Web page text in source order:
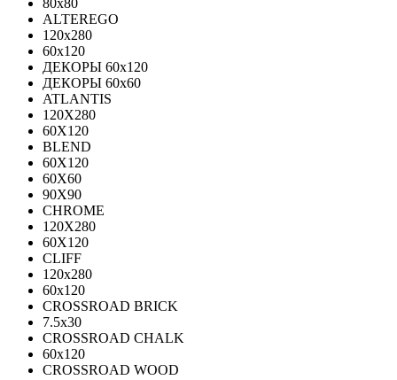
80x80
ALTEREGO
120х280
60х120
ДЕКОРЫ 60х120
ДЕКОРЫ 60х60
ATLANTIS
120X280
60X120
BLEND
60Х120
60Х60
90Х90
CHROME
120X280
60X120
CLIFF
120x280
60x120
CROSSROAD BRICK
7.5х30
CROSSROAD CHALK
60х120
CROSSROAD WOOD